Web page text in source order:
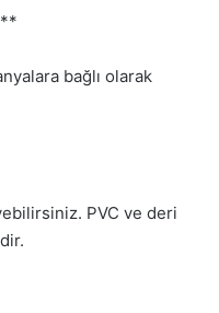
bağlı olarak
PVC ve deri